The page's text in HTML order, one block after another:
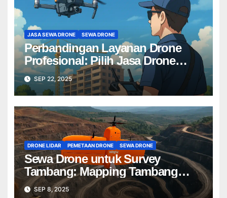
JASA SEWA DRONE SEWA DRONE
Perbandingan Layanan Drone
Profesional: Pilih Jasa Drone
Terbaik untuk Proyek Anda
SEP 22, 2025
DRONE LIDAR PEMETAAN DRONE SEWA DRONE
Sewa Drone untuk Survey
Tambang: Mapping Tambang
Profesional Lebih Cepat & Akurat
SEP 8, 2025